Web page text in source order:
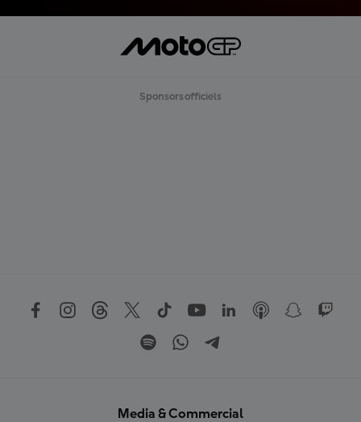
Sponsors officiels
Media & Commercial